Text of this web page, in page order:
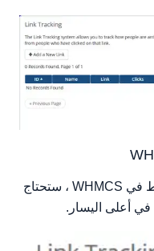
: من صفحة تتبع الارتباط في WHMCS ، ستحتاج
في أعلى اليسار.